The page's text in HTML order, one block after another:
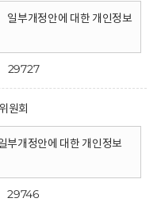
일부개정안에 대한 개인정보
29727
원회
부개정안에 대한 개인정보
29746